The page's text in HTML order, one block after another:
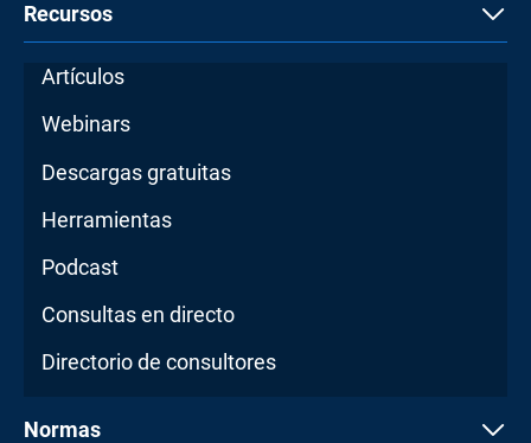
Recursos
Artículos
Webinars
Descargas gratuitas
Herramientas
Podcast
Consultas en directo
Directorio de consultores
Normas